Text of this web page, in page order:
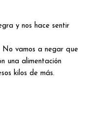
y nos hace sentir
No vamos a negar que
una alimentación
kilos de más.